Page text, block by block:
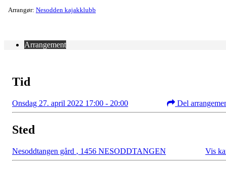
Arrangør: Nesodden kajakklubb
Arrangement
Tid
Onsdag 27. april 2022 17:00 - 20:00 Del
Sted
Nesoddtangen gård , 1456 NESODDTANGEN Vis